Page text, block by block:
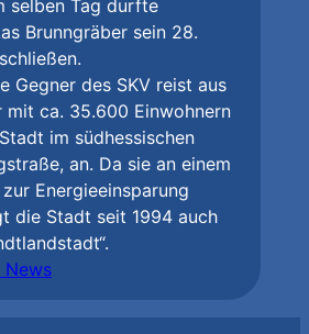
selben Tag durfte
Brunngräber sein 28.
Gegner des SKV reist aus
mit ca. 35.600 Einwohnern
im südhessischen
an. Da sie an einem
Energieeinsparung
die Stadt seit 1994 auch
News